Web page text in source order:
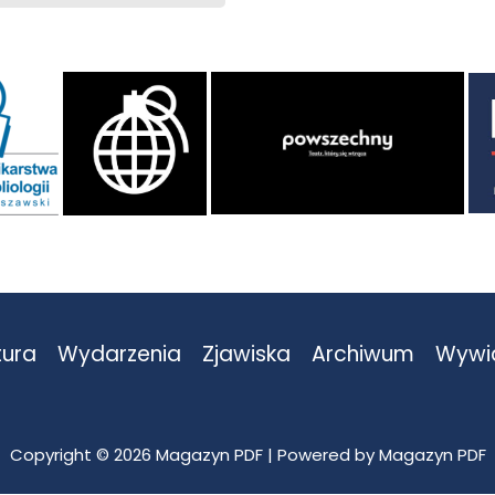
Wydarzenia Zjawiska Archiwum
Copyright © 2026 Magazyn PDF | Powered by Magazyn PDF